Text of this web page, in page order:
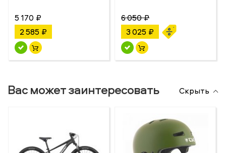
5 170 ₽
2 585 ₽
6 050 ₽
3 025 ₽
Вас может заинтересовать Скрыть